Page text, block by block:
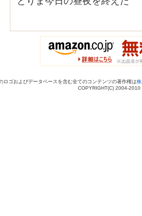
ロゴおよびデータベースを含む全てのコンテンツの著作権は
COPYRIGHT(C) 2004-